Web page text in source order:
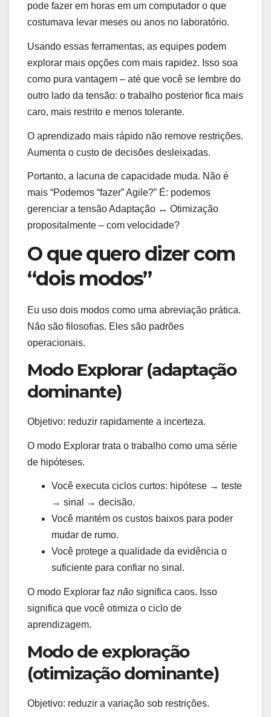
pode fazer em horas em um computador o que
costumava levar meses ou anos no laboratório.
Usando essas ferramentas, as equipes podem
explorar mais opções com mais rapidez. Isso soa
como pura vantagem – até que você se lembre do
outro lado da tensão: o trabalho posterior fica mais
caro, mais restrito e menos tolerante.
O aprendizado mais rápido não remove restrições.
Aumenta o custo de decisões desleixadas.
Portanto, a lacuna de capacidade muda. Não é
mais “Podemos “fazer” Agile?” É: podemos
gerenciar a tensão Adaptação ↔ Otimização
propositalmente – com velocidade?
O que quero dizer com
“dois modos”
Eu uso dois modos como uma abreviação prática.
Não são filosofias. Eles são padrões
operacionais.
Modo Explorar (adaptação
dominante)
Objetivo: reduzir rapidamente a incerteza.
O modo Explorar trata o trabalho como uma série
de hipóteses.
Você executa ciclos curtos: hipótese → teste
→ sinal → decisão.
Você mantém os custos baixos para poder
mudar de rumo.
Você protege a qualidade da evidência o
suficiente para confiar no sinal.
O modo Explorar faz não significa caos. Isso
significa que você otimiza o ciclo de
aprendizagem.
Modo de exploração
(otimização dominante)
Objetivo: reduzir a variação sob restrições.